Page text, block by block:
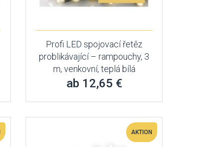
Profi LED spojovací řetěz
problikávající – rampouchy, 3
m, venkovní, teplá bílá
ab 12,65 €
AKTION